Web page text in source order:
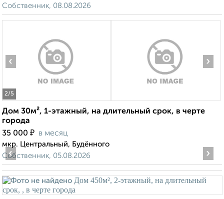
Собственник, 08.08.2026
2/5
‹ ›
Дом 30м², 1-этажный, на длительный срок, в черте
города
35 000 ₽ в месяц
мкр. Центральный, Будённого
Собственник, 05.08.2026
‹ ›